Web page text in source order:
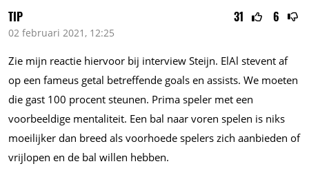
31 6
TIP
02 februari 2021, 12:25
Zie mijn reactie hiervoor bij interview Steijn. ElAl stevent af
op een fameus getal betreffende goals en assists. We moeten
die gast 100 procent steunen. Prima speler met een
voorbeeldige mentaliteit. Een bal naar voren spelen is niks
moeilijker dan breed als voorhoede spelers zich aanbieden of
vrijlopen en de bal willen hebben.